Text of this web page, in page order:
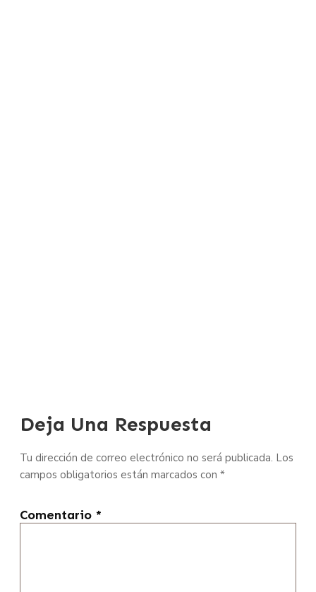
Deja Una Respuesta
Tu dirección de correo electrónico no será publicada. Los
campos obligatorios están marcados con *
Comentario *